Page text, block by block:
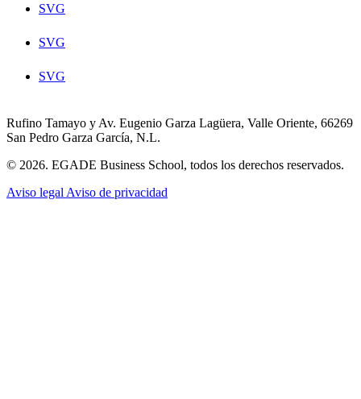
SVG
SVG
SVG
Rufino Tamayo y Av. Eugenio Garza Lagüera, Valle Oriente, 66269
San Pedro Garza García, N.L.
© 2026. EGADE Business School, todos los derechos reservados.
Aviso legal Aviso de privacidad